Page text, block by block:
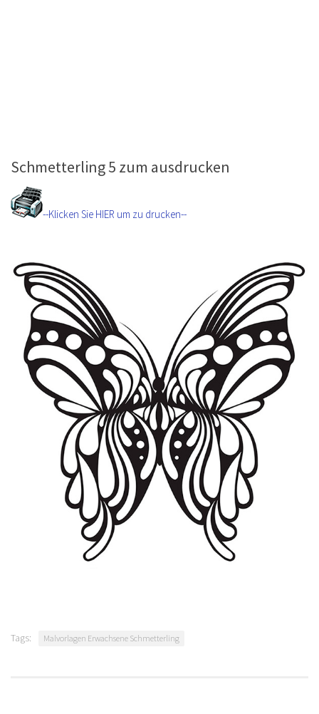
Schmetterling 5 zum ausdrucken
--Klicken Sie HIER um zu drucken--
Tags: Malvorlagen Erwachsene Schmetterling